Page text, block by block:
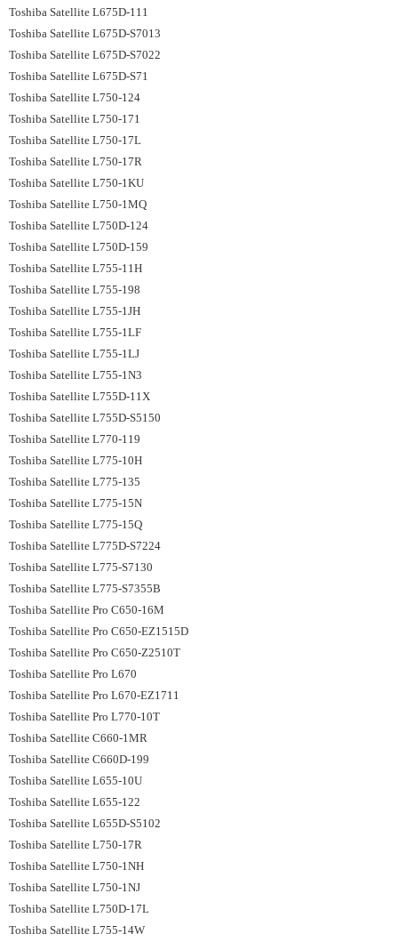
Toshiba Satellite L675D-111
Toshiba Satellite L675D-S7013
Toshiba Satellite L675D-S7022
Toshiba Satellite L675D-S71
Toshiba Satellite L750-124
Toshiba Satellite L750-171
Toshiba Satellite L750-17L
Toshiba Satellite L750-17R
Toshiba Satellite L750-1KU
Toshiba Satellite L750-1MQ
Toshiba Satellite L750D-124
Toshiba Satellite L750D-159
Toshiba Satellite L755-11H
Toshiba Satellite L755-198
Toshiba Satellite L755-1JH
Toshiba Satellite L755-1LF
Toshiba Satellite L755-1LJ
Toshiba Satellite L755-1N3
Toshiba Satellite L755D-11X
Toshiba Satellite L755D-S5150
Toshiba Satellite L770-119
Toshiba Satellite L775-10H
Toshiba Satellite L775-135
Toshiba ‏Satellite L775-15N
Toshiba Satellite L775-15Q
Toshiba Satellite L775D-S7224
Toshiba Satellite L775-S7130
Toshiba Satellite L775-S7355B
Toshiba Satellite Pro C650-16M
Toshiba Satellite Pro C650-EZ1515D
Toshiba Satellite Pro C650-Z2510T
Toshiba Satellite Pro L670
Toshiba Satellite Pro L670-EZ1711
Toshiba Satellite Pro L770-10T
Toshiba Satellite C660-1MR
Toshiba Satellite C660D-199
Toshiba Satellite L655-10U
Toshiba Satellite L655-122
Toshiba Satellite L655D-S5102
Toshiba Satellite L750-17R‎
Toshiba Satellite L750-1NH
Toshiba Satellite L750-1NJ
Toshiba Satellite L750D-17L
Toshiba Satellite L755-14W